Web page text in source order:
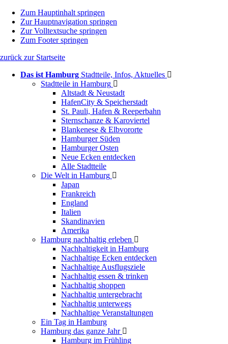
Zum Hauptinhalt springen
Zur Hauptnavigation springen
Zur Volltextsuche springen
Zum Footer springen
zurück zur Startseite
Das ist Hamburg Stadtteile, Infos, Aktuelles
Stadtteile in Hamburg
Altstadt & Neustadt
HafenCity & Speicherstadt
St. Pauli, Hafen & Reeperbahn
Sternschanze & Karoviertel
Blankenese & Elbvororte
Hamburger Süden
Hamburger Osten
Neue Ecken entdecken
Alle Stadtteile
Die Welt in Hamburg
Japan
Frankreich
England
Italien
Skandinavien
Amerika
Hamburg nachhaltig erleben
Nachhaltigkeit in Hamburg
Nachhaltige Ecken entdecken
Nachhaltige Ausflugsziele
Nachhaltig essen & trinken
Nachhaltig shoppen
Nachhaltig untergebracht
Nachhaltig unterwegs
Nachhaltige Veranstaltungen
Ein Tag in Hamburg
Hamburg das ganze Jahr
Hamburg im Frühling